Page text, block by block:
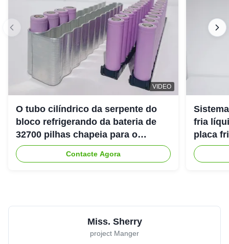
VIDEO
O tubo cilíndrico da serpente do
bloco refrigerando da bateria de
32700 pilhas chapeia para o
veículo de competência elétrico
Contacte Agora
fria
placa
Miss. Sherry
project Manger